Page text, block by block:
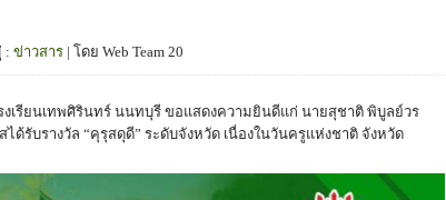
: ข่าวสาร | โดย Web Team 20
เรียนเทพศิรินทร์ นนทบุรี ขอแสดงความยินดีแก่ นายสุชาติ พิบูลย์วร
ด้รับรางวัล “คุรุสดุดี” ระดับจังหวัด เนื่องในวันครูแห่งชาติ จังหวัด